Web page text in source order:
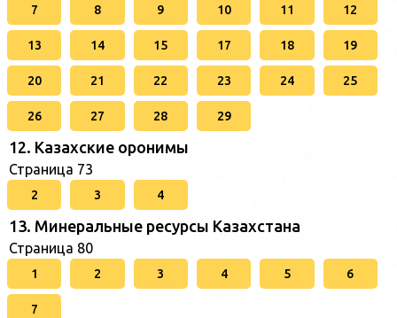
7 8 9 10 11 12
13 14 15 17 18 19
20 21 22 23 24 25
26 27 28 29
12. Казахские оронимы
Страница 73
2 3 4
13. Минеральные ресурсы Казахстана
Страница 80
1 2 3 4 5 6
7